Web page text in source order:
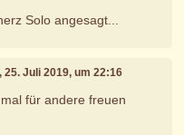
Solo angesagt...
, 25. Juli 2019, um 22:16
für andere freuen